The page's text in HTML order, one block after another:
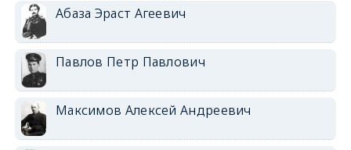
Абаза Эраст Агеевич
Павлов Петр Павлович
Максимов Алексей Андреевич